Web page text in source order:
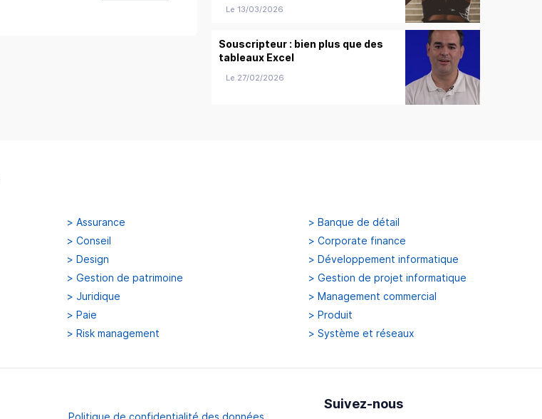
Le 13/03/2026
Souscripteur : bien plus que des
tableaux Excel
Le 27/02/2026
> Assurance > Banque de détail
> Conseil > Corporate finance
> Design > Développement informatique
> Gestion de patrimoine > Gestion de projet informatique
> Juridique > Management commercial
> Paie > Produit
> Risk management > Système et réseaux
Politique de confidentialité des données
Suivez-nous